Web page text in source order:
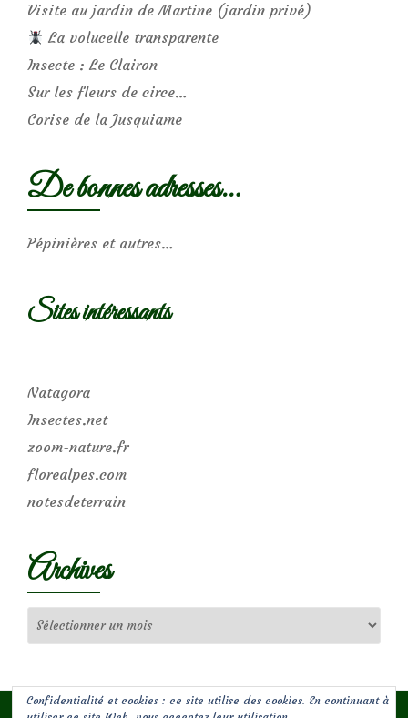
Visite au jardin de Martine (jardin privé)
La volucelle transparente
Insecte : Le Clairon
Sur les fleurs de circe…
Corise de la Jusquiame
De bonnes adresses…
Pépinières et autres…
Sites intéressants
Natagora
Insectes.net
zoom-nature.fr
florealpes.com
notesdeterrain
Archives
Confidentialité et cookies : ce site utilise des cookies. En continuant à